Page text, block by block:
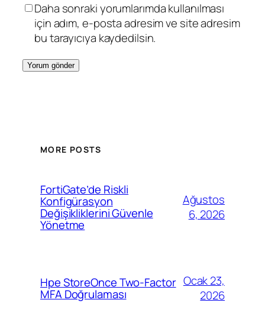
Daha sonraki yorumlarımda kullanılması
için adım, e-posta adresim ve site adresim
bu tarayıcıya kaydedilsin.
MORE POSTS
FortiGate’de Riskli
Konfigürasyon
Değişikliklerini Güvenle
Yönetme
Ağustos
6, 2026
Hpe StoreOnce Two-Factor
MFA Doğrulaması
Ocak 23,
2026